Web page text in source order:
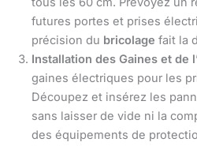
futures portes et prises
précision du bricolage fait la
Installation des Gaines et de
gaines électriques pour les
Découpez et insérez les
sans laisser de vide ni la
des équipements de